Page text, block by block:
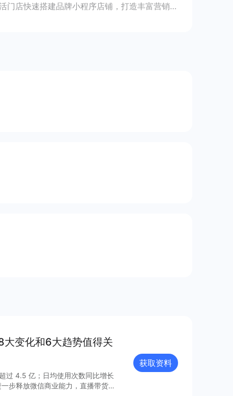
门店快速搭建品牌小程序店铺，打造丰富营销与
变化和6大趋势值得关
过 4.5 亿；日均使用次数同比增长
步释放微信商业能力，直播带货
获取资料